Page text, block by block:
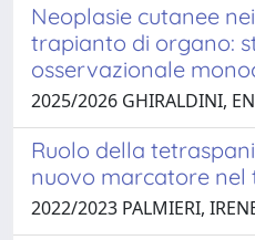
Neoplasie cutanee
trapianto di organo:
osservazionale
2025/2026 GHIRALDINI,
Ruolo della
nuovo marcatore nel
2022/2023 PALMIERI,